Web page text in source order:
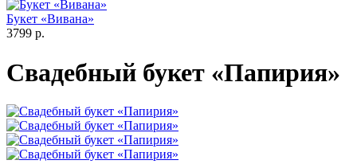
Букет «Вивана»
3799 р.
Свадебный букет «Папирия»